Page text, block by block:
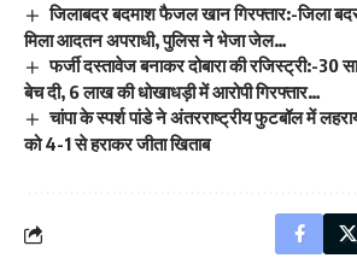
जिलाबदर बदमाश फैजल खान गिरफ्तार:-जिला
मिला आदतन अपराधी, पुलिस ने भेजा जेल…
फर्जी दस्तावेज बनाकर दोबारा की रजिस्ट्री:-30
बेच दी, 6 लाख की धोखाधड़ी में आरोपी गिरफ्तार…
चांपा के स्पर्श पांडे ने अंतरराष्ट्रीय फुटबॉल में
को 4-1 से हराकर जीता खिताब